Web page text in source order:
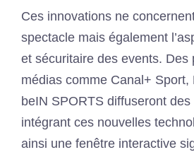
Ces innovations ne
spectacle mais également
et sécuritaire des events. Des
médias comme Canal+ Sport,
beIN SPORTS diffuseront
intégrant ces nouvelles
ainsi une fenêtre interactive